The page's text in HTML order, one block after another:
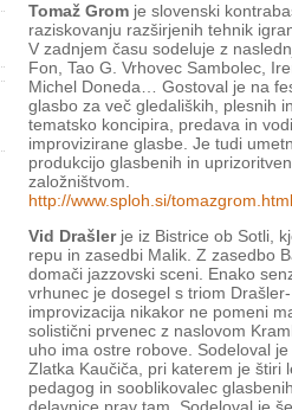
Tomaž Grom je slovenski
raziskovanju razširjenih tehnik
V zadnjem času sodeluje z
Fon, Tao G. Vrhovec Sambolec,
Michel Doneda… Gostoval je na
glasbo za več gledaliških, plesnih
tematsko koncipira, predava in
improvizirane glasbe. Je tudi
produkcijo glasbenih in
založništvom.
http://www.sploh.si/tomazgrom.html
Vid Drašlerje iz Bistrice ob Sotli,
repu in zasedbi Malik. Z zasedbo
domači jazzovski sceni. Enako
vrhunec je dosegel s triom
improvizacija nikakor ne pomeni
solistični prvenec z naslovom
uho ima ostre robove. Sodeloval
Zlatka Kaučiča, pri katerem je štiri
pedagog in sooblikovalec